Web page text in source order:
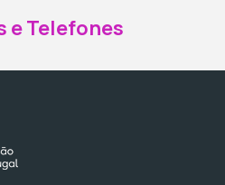
e Telefones